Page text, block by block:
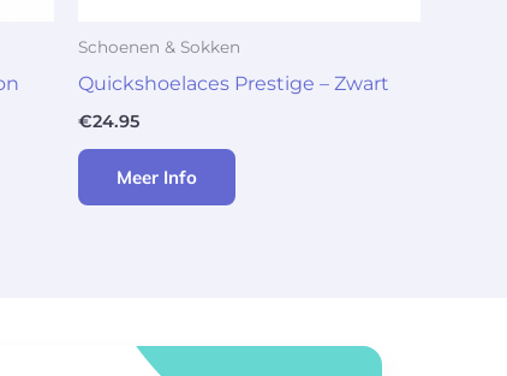
Schoenen & Sokken
Quickshoelaces Prestige – Zwart
€24.95
Meer Info